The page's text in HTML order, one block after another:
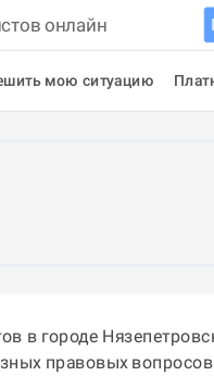
онлайн
мою ситуацию
в городе
правовых